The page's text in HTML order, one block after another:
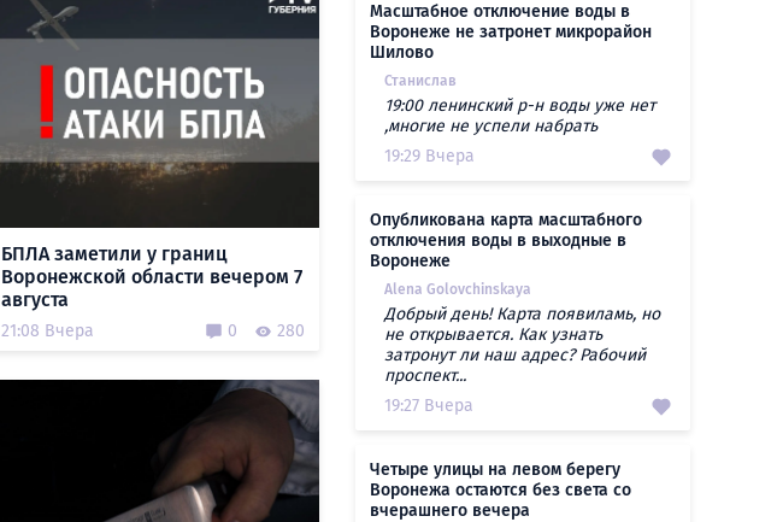
БПЛА заметили у границ
Воронежской области вечером 7
августа
21:08 Вчера 0 280
Масштабное отключение воды в
Воронеже не затронет микрорайон
Шилово
Станислав
19:00 ленинский р-н воды уже нет
,многие не успели набрать
19:29 Вчера
Опубликована карта масштабного
отключения воды в выходные в
Воронеже
Alena Golovchinskaya
Добрый день! Карта появиламь, но
не открывается. Как узнать
затронут ли наш адрес? Рабочий
проспект...
19:27 Вчера
Четыре улицы на левом берегу
Воронежа остаются без света со
вчерашнего вечера